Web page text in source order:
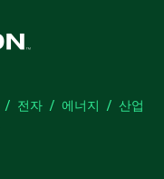
전자 에너지
산업